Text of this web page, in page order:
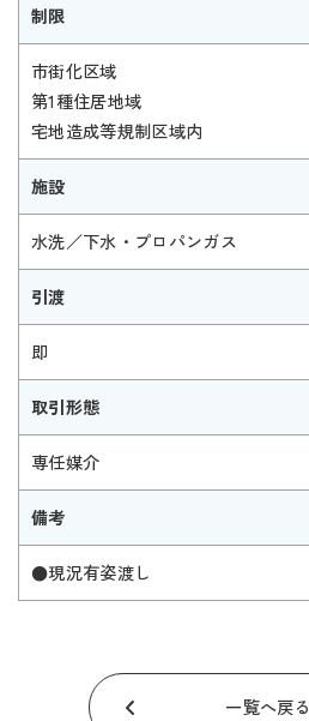
制限
市街化区域
第1種住居地域
宅地造成等規制区域内
施設
水洗／下水・プロパンガス
引渡
即
取引形態
専任媒介
備考
●現況有姿渡し
一覧へ戻る